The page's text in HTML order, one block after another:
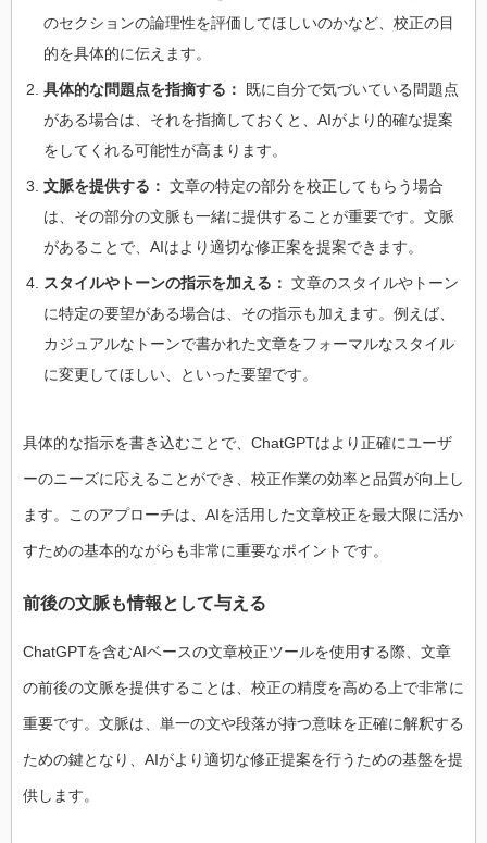
のセクションの論理性を評価してほしいのかなど、校正の目
的を具体的に伝えます。
具体的な問題点を指摘する：
既に自分で気づいている問題点
がある場合は、それを指摘しておくと、AIがより的確な提案
をしてくれる可能性が高まります。
文脈を提供する： 文章の特定の部分を校正してもらう場合
は、その部分の文脈も一緒に提供することが重要です。文脈
があることで、AIはより適切な修正案を提案できます。
スタイルやトーンの指示を加える： 文章のスタイルやトーン
に特定の要望がある場合は、その指示も加えます。例えば、
カジュアルなトーンで書かれた文章をフォーマルなスタイル
に変更してほしい、といった要望です。
具体的な指示を書き込むことで、ChatGPTはより正確にユーザ
ーのニーズに応えることができ、校正作業の効率と品質が向上し
ます。このアプローチは、AIを活用した文章校正を最大限に活か
すための基本的ながらも非常に重要なポイントです。
前後の文脈も情報として与える
ChatGPTを含むAIベースの文章校正ツールを使用する際、文章
の前後の文脈を提供することは、校正の精度を高める上で非常に
重要です。文脈は、単一の文や段落が持つ意味を正確に解釈する
ための鍵となり、AIがより適切な修正提案を行うための基盤を提
供します。